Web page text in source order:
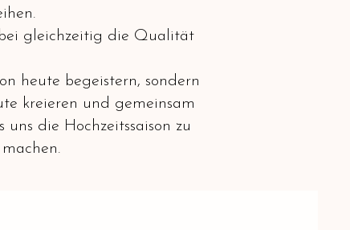
gleichzeitig die Qualität
heute begeistern, sondern
kreieren und gemeinsam
die Hochzeitssaison zu